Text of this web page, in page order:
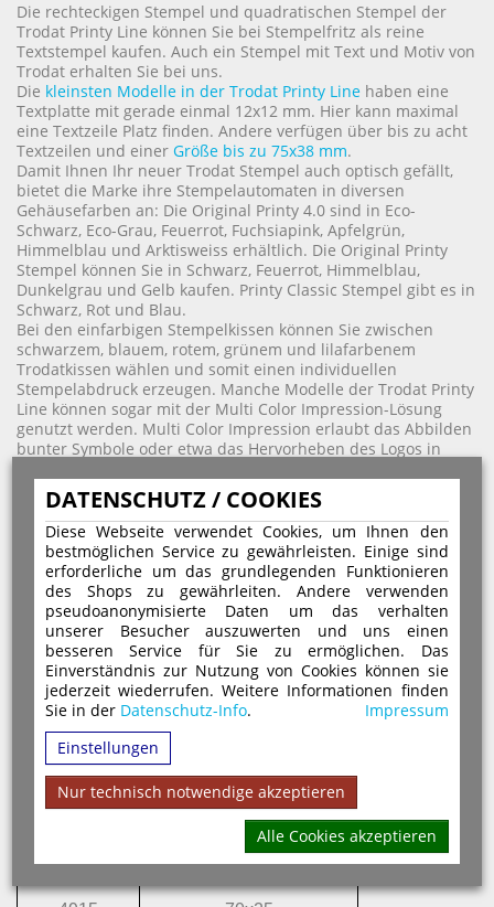
DATENSCHUTZ / COOKIES
Diese Webseite verwendet Cookies, um Ihnen den
bestmöglichen Service zu gewährleisten. Einige sind
erforderliche um das grundlegenden Funktionieren
des Shops zu gewährleiten. Andere verwenden
pseudoanonymisierte Daten um das verhalten
unserer Besucher auszuwerten und uns einen
besseren Service für Sie zu ermöglichen. Das
Einverständnis zur Nutzung von Cookies können sie
jederzeit wiederrufen. Weitere Informationen finden
Sie in der Datenschutz-Info.
Impressum
Einstellungen
Nur technisch notwendige akzeptieren
Alle Cookies akzeptieren
Die rechteckigen Stempel und quadratischen Stempel der
Trodat Printy Line können Sie bei Stempelfritz als reine
Textstempel kaufen. Auch ein Stempel mit Text und Motiv von
Trodat erhalten Sie bei uns.
Die kleinsten Modelle in der Trodat Printy Line haben eine
Textplatte mit gerade einmal 12x12 mm. Hier kann maximal
eine Textzeile Platz finden. Andere verfügen über bis zu acht
Textzeilen und einer Größe bis zu 75x38 mm.
Damit Ihnen Ihr neuer Trodat Stempel auch optisch gefällt,
bietet die Marke ihre Stempelautomaten in diversen
Gehäusefarben an: Die Original Printy 4.0 sind in Eco-
Schwarz, Eco-Grau, Feuerrot, Fuchsiapink, Apfelgrün,
Himmelblau und Arktisweiss erhältlich. Die Original Printy
Stempel können Sie in Schwarz, Feuerrot, Himmelblau,
Dunkelgrau und Gelb kaufen. Printy Classic Stempel gibt es in
Schwarz, Rot und Blau.
Bei den einfarbigen Stempelkissen können Sie zwischen
schwarzem, blauem, rotem, grünem und lilafarbenem
Trodatkissen wählen und somit einen individuellen
Stempelabdruck erzeugen. Manche Modelle der Trodat Printy
Line können sogar mit der Multi Color Impression-Lösung
genutzt werden. Multi Color Impression erlaubt das Abbilden
bunter Symbole oder etwa das Hervorheben des Logos in
stehen 15 attraktive Farben zur Auswahl. Die mehrfarbigen
Stempelkissen erzeugen deshalb absolut einzigartige
Stempelabdrucke. Diese Stempelformate können Sie bei
Stempelfritz kaufen:
Modell Stempelplatte in mm
4907
4908
4010
13x6
15x7
4911
4913
38x14
47x18
58x22